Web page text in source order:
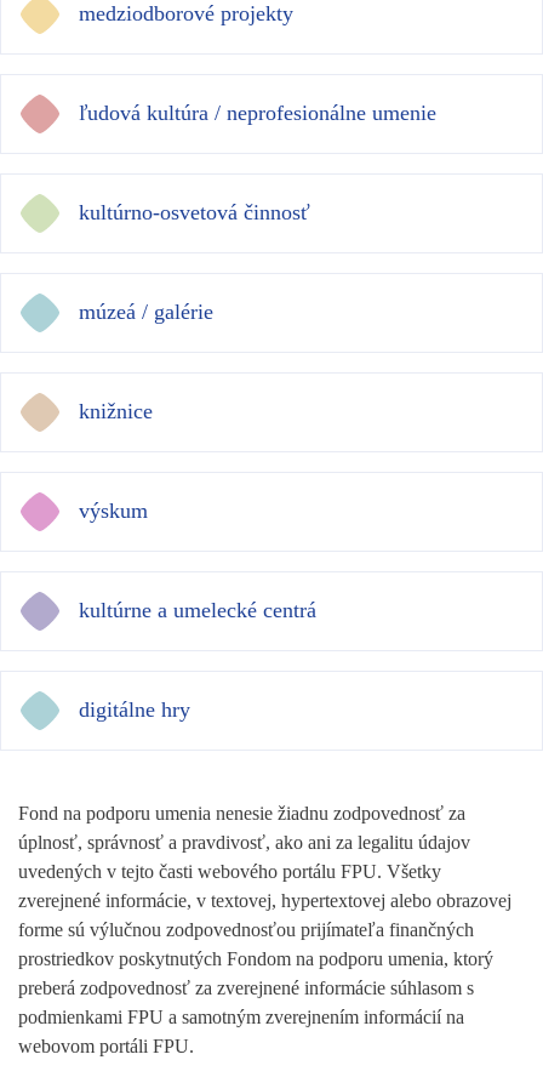
medziodborové projekty
ľudová kultúra / neprofesionálne umenie
kultúrno-osvetová činnosť
múzeá / galérie
knižnice
výskum
kultúrne a umelecké centrá
digitálne hry
Fond na podporu umenia nenesie žiadnu zodpovednosť za
úplnosť, správnosť a pravdivosť, ako ani za legalitu údajov
uvedených v tejto časti webového portálu FPU. Všetky
zverejnené informácie, v textovej, hypertextovej alebo obrazovej
forme sú výlučnou zodpovednosťou prijímateľa finančných
prostriedkov poskytnutých Fondom na podporu umenia, ktorý
preberá zodpovednosť za zverejnené informácie súhlasom s
podmienkami FPU a samotným zverejnením informácií na
webovom portáli FPU.